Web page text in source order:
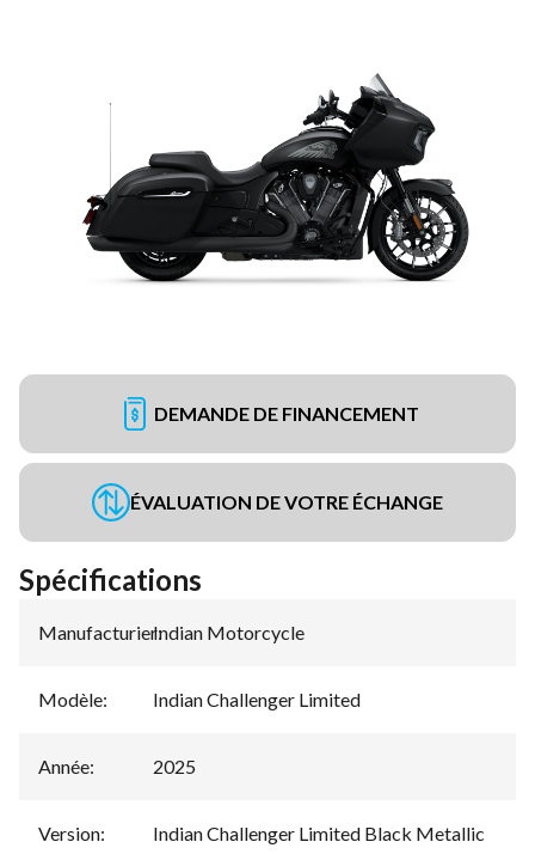
DEMANDE DE FINANCEMENT
ÉVALUATION DE VOTRE ÉCHANGE
Spécifications
Manufacturier:
Indian Motorcycle
Modèle: Indian Challenger Limited
Année: 2025
Version: Indian Challenger Limited Black Metallic